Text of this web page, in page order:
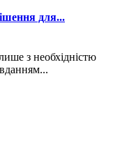
для...
з необхідністю